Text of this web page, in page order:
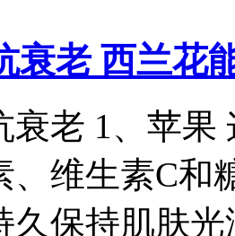
衰老 西兰花
衰老 1、苹果
、维生素C和
久保持肌肤